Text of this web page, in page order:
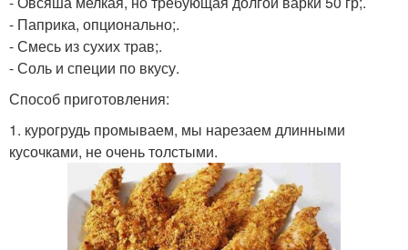
- Паприка, опционально;.
- Смесь из сухих трав;.
- Соль и специи по вкусу.
Способ приготовления:
1. курогрудь промываем, мы нарезаем длинными
кусочками, не очень толстыми.